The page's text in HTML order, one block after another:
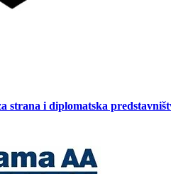
strana i diplomatska